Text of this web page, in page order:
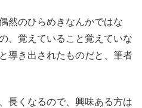
然のひらめきなんかではな
、覚えていること覚えていな
導き出されたものだと、筆者
長くなるので、興味ある方は